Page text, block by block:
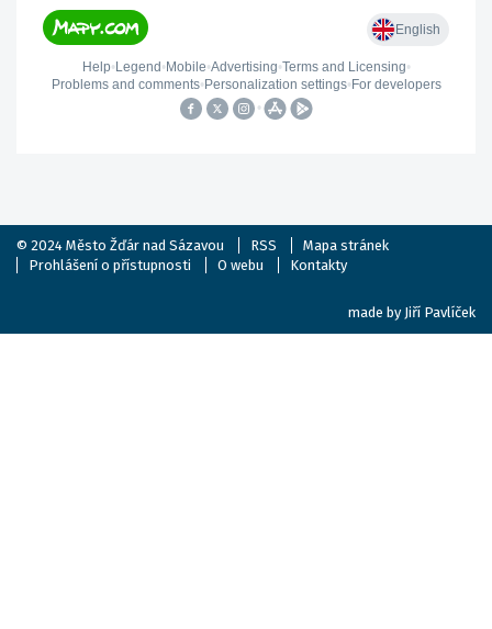
© 2024 Město Žďár nad Sázavou RSS
Mapa stránek
Prohlášení o přístupnosti
O webu Kontakty
made by Jiří Pavlíček